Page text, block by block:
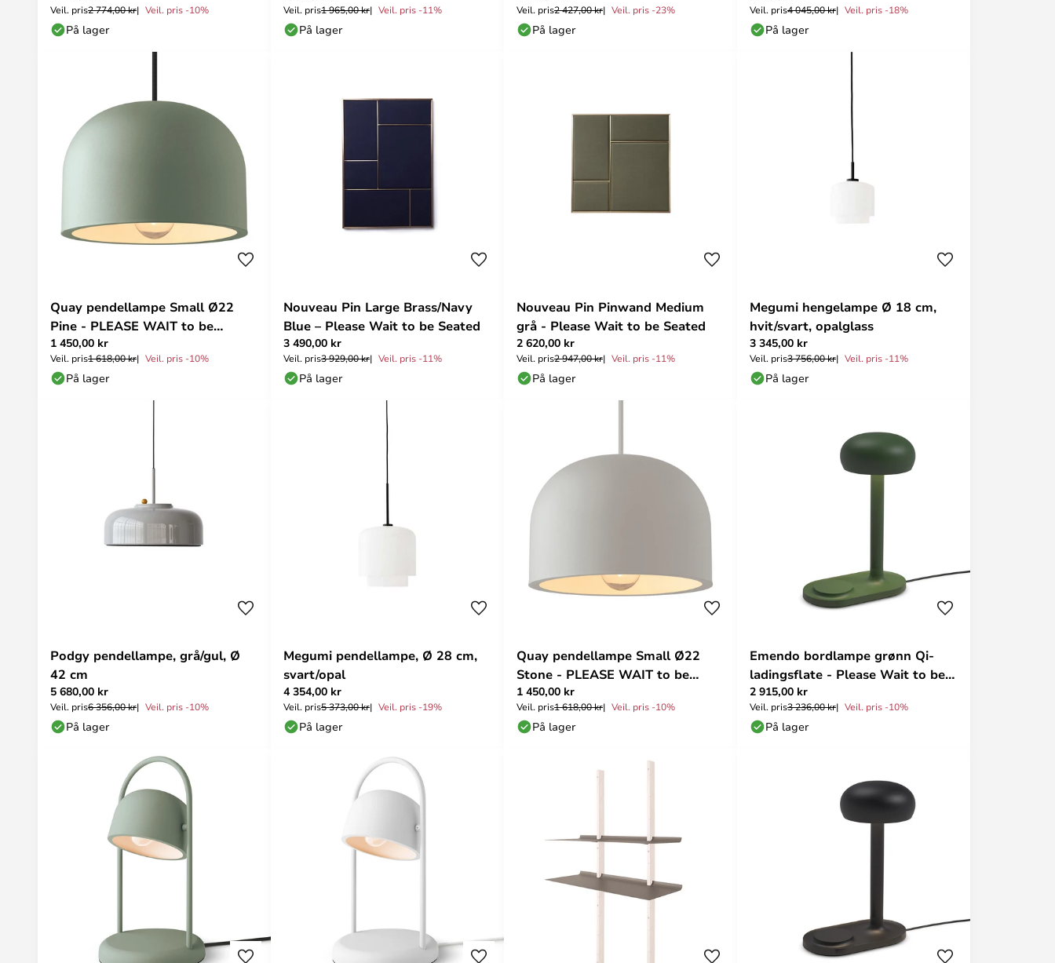
Veil. pris2 774,00 kr Veil. pris -10%
På lager
Veil. pris1 965,00 kr Veil. pris -11%
På lager
Veil. pris2 427,00 kr Veil. pris -23%
På lager
Veil. pris4 045,00 kr Veil. pris -18%
På lager
Quay pendellampe Small Ø22
Pine - PLEASE WAIT to be
SEATED
1 450,00 kr
Veil. pris1 618,00 kr Veil. pris -10%
På lager
Nouveau Pin Large Brass/Navy
Blue – Please Wait to be Seated
3 490,00 kr
Veil. pris3 929,00 kr Veil. pris -11%
På lager
Nouveau Pin Pinwand Medium
grå - Please Wait to be Seated
2 620,00 kr
Veil. pris2 947,00 kr Veil. pris -11%
På lager
Megumi hengelampe Ø 18 cm,
hvit/svart, opalglass
3 345,00 kr
Veil. pris3 756,00 kr Veil. pris -11%
På lager
Podgy pendellampe, grå/gul, Ø
42 cm
5 680,00 kr
Veil. pris6 356,00 kr Veil. pris -10%
På lager
Megumi pendellampe, Ø 28 cm,
svart/opal
4 354,00 kr
Veil. pris5 373,00 kr Veil. pris -19%
På lager
Quay pendellampe Small Ø22
Stone - PLEASE WAIT to be
SEATED
1 450,00 kr
Veil. pris1 618,00 kr Veil. pris -10%
På lager
Emendo bordlampe grønn Qi-
ladingsflate - Please Wait to be
SEATED
2 915,00 kr
Veil. pris3 236,00 kr Veil. pris -10%
På lager